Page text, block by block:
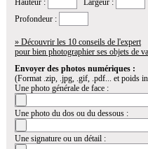
Hauteur :
Largeur :
Profondeur :
» Découvrir les 10 conseils de l'expert
pour bien photographier ses objets de
Envoyer des photos numériques :
(Format .zip, .jpg, .gif, .pdf... et poids
Une photo générale de face :
Une photo du dos ou du dessous :
Une signature ou un détail :